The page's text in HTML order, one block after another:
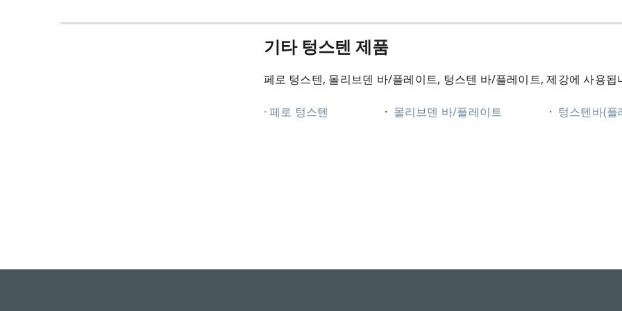
기타 텅스텐 제품
페로 텅스텐, 몰리브덴 바/플레이트, 텅스텐 바/플레이트, 제강에 사용됩
· 페로 텅스텐 · 몰리브덴 바/플레이트 · 텅스텐바(플